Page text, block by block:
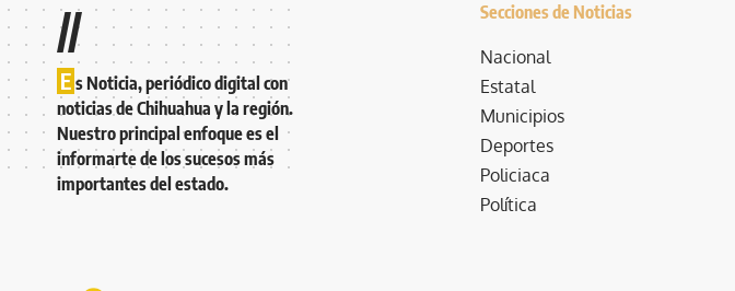
//
E s Noticia, periódico digital con
noticias de Chihuahua y la región.
Nuestro principal enfoque es el
informarte de los sucesos más
importantes del estado.
Secciones de Noticias
Nacional
Estatal
Municipios
Deportes
Policiaca
Política